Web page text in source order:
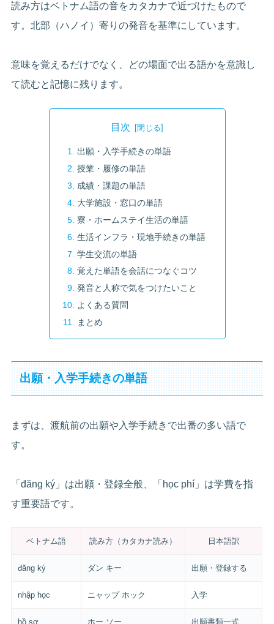
読み方はベトナム語の音をカタカナで近づけたもので
す。北部（ハノイ）寄りの発音を基準にしています。
意味を覚えるだけでなく、どの場面で出る語かを意識し
て読むと記憶に残ります。
目次
出願・入学手続きの単語
授業・履修の単語
成績・課題の単語
大学施設・窓口の単語
寮・ホームステイ生活の単語
生活インフラ・現地手続きの単語
学生交流の単語
覚えた単語を会話につなぐコツ
発音と人称で気をつけたいこと
よくある質問
まとめ
出願・入学手続きの単語
まずは、渡航前の出願や入学手続きで出番の多い語で
す。
「đăng ký」は出願・登録全般、「học phí」は学費を指
す重要語です。
ベトナム語 読み方（カタカナ読み） 日本語訳
đăng ký ダン キー 出願・登録する
nhập học ニャップ ホック 入学
hồ sơ ホー ソー 出願書類一式